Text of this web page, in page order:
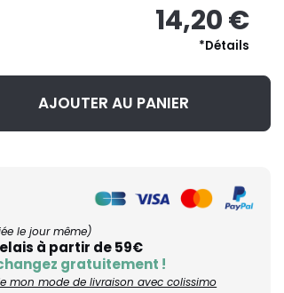
14,20 €
*Détails
AJOUTER AU PANIER
le jour même)
à partir de 59€
gratuitement !
mon mode de livraison avec colissimo